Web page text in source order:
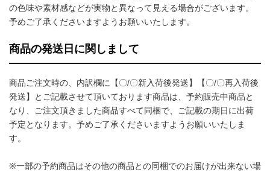
の色味や素材感などが実物と異なって見える場合がございます。
予めご了承くださいますようお願いいたします。
商品の発送日に関しまして
商品ご注文時の、内訳欄に【〇/〇新入荷後発送】【〇/〇再入荷後
発送】とご記載させて頂いております商品は、予約販売中商品と
なり、ご注文頂きました商品すべて同梱で、ご記載の期日に出荷
予定となります。予めご了承くださいますようお願いいたしま
す。
※一部の予約商品はその他の商品との同梱でのお届けが出来ない場